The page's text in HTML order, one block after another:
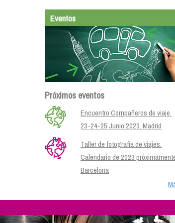
Eventos
Próximos eventos
Encuentro Compañeros de viaje.
23-24-25 Junio 2023. Madrid
Taller de fotografía de viajes.
Calendario de 2023
Barcelona